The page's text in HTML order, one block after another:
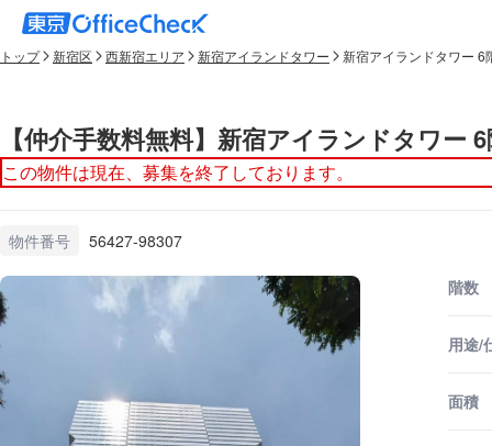
トップ 新宿区 西新宿エリア 新宿アイランドタワー 新宿アイランドタワー 6
【仲介手数料無料】新宿アイランドタワー
この物件は現在、募集を終了しております。
物件番号 56427-98307
階数
用途/
面積